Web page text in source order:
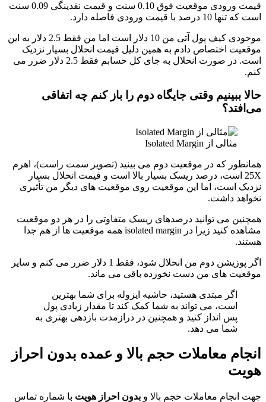
قیمت ورودی موقعیت فوق 0.10 سنت و قیمت نقدینگی 0.09 سنت
است که تنها 10 درصد با قیمت ورودی فاصله دارد.
موجودی کیف پول آتی من 10 دلار است اما من فقط 2.5 دلار به این
موقعیت اختصاص دادم به همین دلیل قیمت انحلال بسیار نزدیک
است. در صورت انحلال به جای کل حسابم فقط 2.5 دلار ضرر می
کنم.
حالا ببینیم وقتی جایگاه دوم را باز کنم چه اتفاقی
می‌افتد؟
مثالی از Isolated Margin
همانطور که در موقعیت دوم می بینید (تصویر سمت راست)، اهرم
25X است، درصد ریسک بسیار بالا است و قیمت انحلال بسیار
نزدیک است، اما این موقعیت روی موقعیت های دیگر من تأثیری
نخواهد داشت.
همچنین می توانید درصدهای ریسک متفاوتی را در هر دو موقعیت
مشاهده کنید زیرا در isolated margin همه موقعیت ها از هم جدا
هستند.
اگر پوزیشن دوم من انحلال شود، فقط 1 دلار ضرر می کنم و سایر
موقعیت های من دست نخورده باقی می ماند.
اگر مبتدی هستید، حاشیه ایزوله برای شما بهترین
است، می تواند به شما کمک کند تا مقدار زیادی پول
پس انداز کنید و همچنین در درازمدت بازدهی بهتری به
شما می دهد.
انجام معاملات حجم بالا و عمده بدون احراز
هویت
جهت انجام معاملات حجم بالا و بدون احراز هویت با شماره تماس